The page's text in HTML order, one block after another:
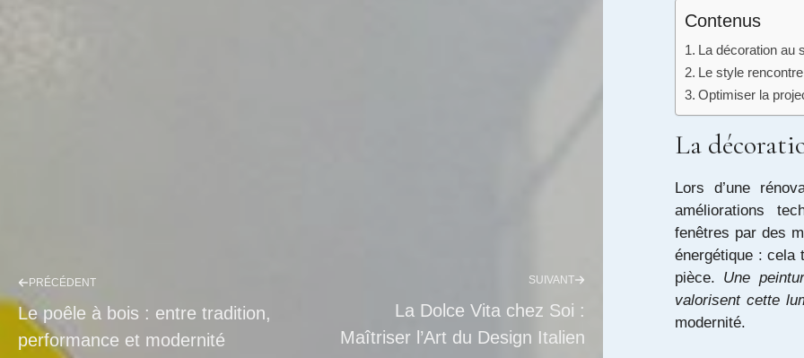
PRÉCÉDENT
Le poêle à bois : entre tradition,
performance et modernité
SUIVANT
La Dolce Vita chez Soi :
Maîtriser l’Art du Design Italien
Contenus
La décoration au
Le style
Optimiser la
La
Lors d’une
améliorations
fenêtres par des
énergétique : cela
pièce. Une
valorisent cette
modernité.